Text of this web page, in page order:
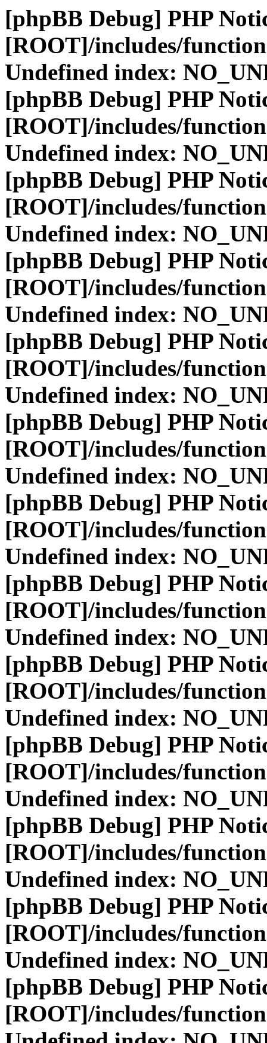
[phpBB Debug] PHP
[ROOT]/includes/
Undefined index:
[phpBB Debug] PHP
[ROOT]/includes/
Undefined index:
[phpBB Debug] PHP
[ROOT]/includes/
Undefined index:
[phpBB Debug] PHP
[ROOT]/includes/
Undefined index:
[phpBB Debug] PHP
[ROOT]/includes/
Undefined index:
[phpBB Debug] PHP
[ROOT]/includes/
Undefined index:
[phpBB Debug] PHP
[ROOT]/includes/
Undefined index:
[phpBB Debug] PHP
[ROOT]/includes/
Undefined index:
[phpBB Debug] PHP
[ROOT]/includes/
Undefined index:
[phpBB Debug] PHP
[ROOT]/includes/
Undefined index:
[phpBB Debug] PHP
[ROOT]/includes/
Undefined index:
[phpBB Debug] PHP
[ROOT]/includes/
Undefined index:
[phpBB Debug] PHP
[ROOT]/includes/